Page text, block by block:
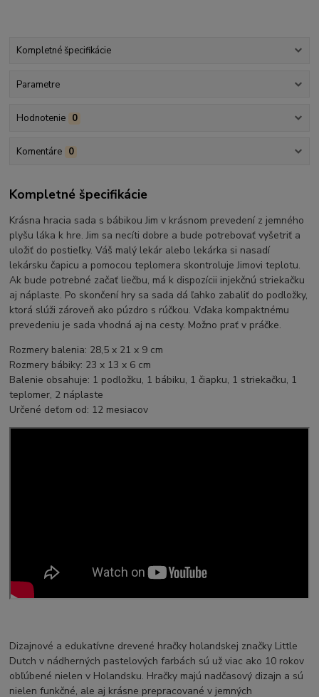
Kompletné špecifikácie
Parametre
Hodnotenie 0
Komentáre 0
Kompletné špecifikácie
Krásna hracia sada s bábikou Jim v krásnom prevedení z jemného
plyšu láka k hre. Jim sa necíti dobre a bude potrebovať vyšetriť a
uložiť do postieľky. Váš malý lekár alebo lekárka si nasadí
lekársku čapicu a pomocou teplomera skontroluje Jimovi teplotu.
Ak bude potrebné začať liečbu, má k dispozícii injekčnú striekačku
aj náplaste. Po skončení hry sa sada dá ľahko zabaliť do podložky,
ktorá slúži zároveň ako púzdro s rúčkou. Vďaka kompaktnému
prevedeniu je sada vhodná aj na cesty. Možno prať v práčke.
Rozmery balenia: 28,5 x 21 x 9 cm
Rozmery bábiky: 23 x 13 x 6 cm
Balenie obsahuje: 1 podložku, 1 bábiku, 1 čiapku, 1 striekačku, 1
teplomer, 2 náplaste
Určené deťom od: 12 mesiacov
Dizajnové a edukatívne drevené hračky holandskej značky Little
Dutch v nádherných pastelových farbách sú už viac ako 10 rokov
obľúbené nielen v Holandsku. Hračky majú nadčasový dizajn a sú
nielen funkčné, ale aj krásne prepracované v jemných